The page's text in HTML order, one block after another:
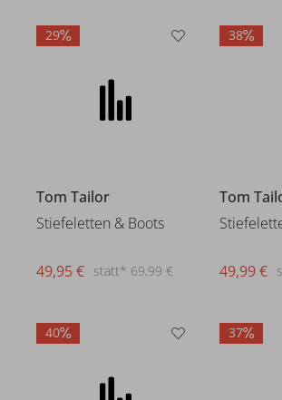
29
Stiefeletten & Boots
38
Tom
49,99 €
40 37